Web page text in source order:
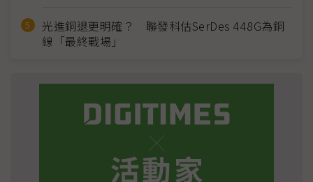
光進銅退更明確？ 聯發科估SerDes 448G為銅
線「最終戰場」